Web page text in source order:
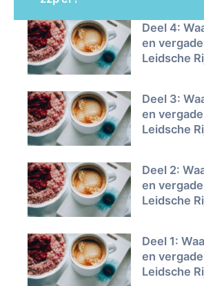
Deel 4:
en
Leidsche
Deel 3:
en
Leidsche
Deel 2:
en
Leidsche
Deel 1:
en
Leidsche